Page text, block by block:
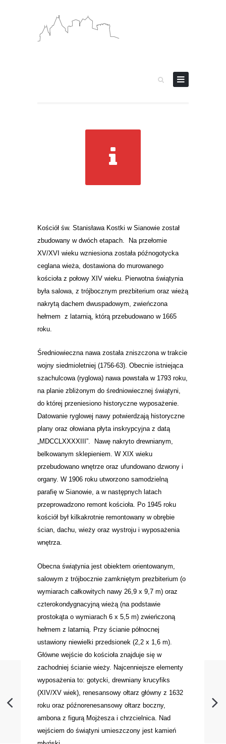
Kościół św. Stanisława Kostki w Sianowie został
zbudowany w dwóch etapach. Na przełomie
XV/XVI wieku wzniesiona została późnogotycka
ceglana wieża, dostawiona do murowanego
kościoła z połowy XIV wieku. Pierwotna świątynia
była salowa, z trójbocznym prezbiterium oraz wieżą
nakrytą dachem dwuspadowym, zwieńczona
hełmem z latarnią, którą przebudowano w 1665
roku.
Średniowieczna nawa została zniszczona w trakcie
wojny siedmioletniej (1756-63). Obecnie istniejąca
szachulcowa (ryglowa) nawa powstała w 1793 roku,
na planie zbliżonym do średniowiecznej świątyni,
do której przeniesiono historyczne wyposażenie.
Datowanie ryglowej nawy potwierdzają historyczne
plany oraz ołowiana płyta inskrypcyjna z datą
„MDCCLXXXXIII”.
Nawę nakryto drewnianym,
belkowanym sklepieniem. W XIX wieku
przebudowano wnętrze oraz ufundowano dzwony i
organy. W 1906 roku utworzono samodzielną
parafię w Sianowie, a w następnych latach
przeprowadzono remont kościoła. Po 1945 roku
kościół był kilkakrotnie remontowany w obrębie
ścian, dachu, wieży oraz wystroju i wyposażenia
wnętrza.
Obecna świątynia jest obiektem orientowanym,
salowym z trójbocznie zamkniętym prezbiterium (o
wymiarach całkowitych nawy 26,9 x 9,7 m) oraz
czterokondygnacyjną wieżą (na podstawie
prostokąta o wymiarach 6 x 5,5 m) zwieńczoną
hełmem z latarnią. Przy ścianie północnej
ustawiony niewielki przedsionek (2,2 x 1,6 m).
Główne wejście do kościoła znajduje się w
zachodniej ścianie wieży. Najcenniejsze elementy
wyposażenia to: gotycki, drewniany krucyfiks
(XIV/XV wiek), renesansowy ołtarz główny z 1632
roku oraz późnorenesansowy ołtarz boczny,
ambona z figurą Mojżesza i chrzcielnica. Nad
wejściem do świątyni umieszczony jest kamień